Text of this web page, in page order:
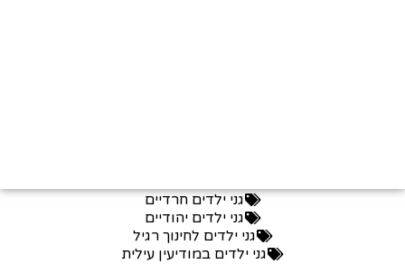
גני ילדים חרדיים
גני ילדים יהודיים
גני ילדים לחינוך רגיל
גני ילדים במודיעין עילית